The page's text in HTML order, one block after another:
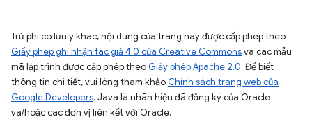
Trừ phi có lưu ý khác, nội dung của trang này được cấp phép theo
Giấy phép ghi nhận tác giả 4.0 của Creative Commonsvà các mẫu
mã lập trình được cấp phép theo Giấy phép Apache 2.0. Để biết
thông tin chi tiết, vui lòng tham khảo Chính sách trang web của
Google Developers. Java là nhãn hiệu đã đăng ký của Oracle
và/hoặc các đơn vị liên kết với Oracle.